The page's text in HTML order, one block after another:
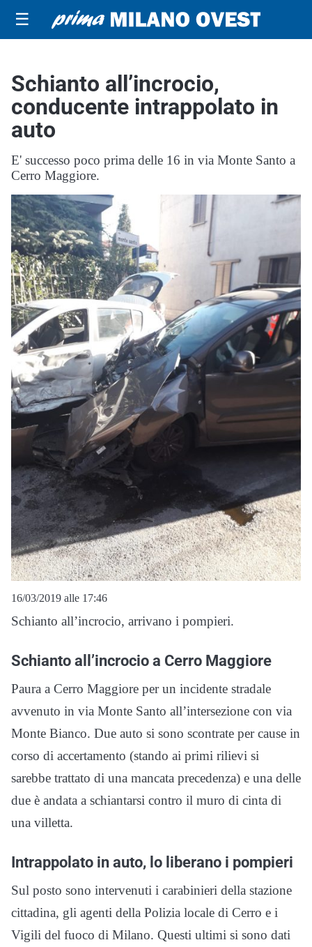
☰
Schianto all’incrocio,
conducente intrappolato in
auto
E' successo poco prima delle 16 in via Monte Santo a
Cerro Maggiore.
16/03/2019 alle 17:46
Schianto all’incrocio, arrivano i pompieri.
Schianto all’incrocio a Cerro Maggiore
Paura a Cerro Maggiore per un incidente stradale
avvenuto in via Monte Santo all’intersezione con via
Monte Bianco. Due auto si sono scontrate per cause in
corso di accertamento (stando ai primi rilievi si
sarebbe trattato di una mancata precedenza) e una delle
due è andata a schiantarsi contro il muro di cinta di
una villetta.
Intrappolato in auto, lo liberano i pompieri
Sul posto sono intervenuti i carabinieri della stazione
cittadina, gli agenti della Polizia locale di Cerro e i
Vigili del fuoco di Milano. Questi ultimi si sono dati